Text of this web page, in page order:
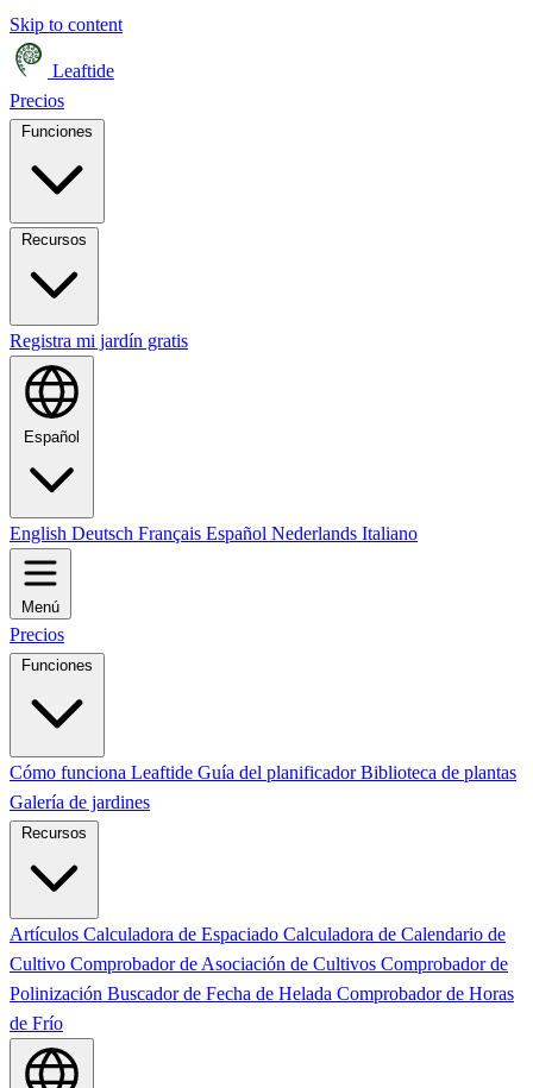
Skip to content
Leaftide
Precios
Registra mi jardín gratis
Español
English Deutsch Français Español Nederlands Italiano
Menú
Precios
Funciones
Cómo funciona Leaftide Guía del planificadorBiblioteca de plantas
Galería de jardines
Recursos
Artículos Calculadora de Espaciado Calculadora de Calendario de
Cultivo Comprobador de Asociación de Cultivos Comprobador de
Polinización Buscador de Fecha de Helada Comprobador de Horas
de Frío